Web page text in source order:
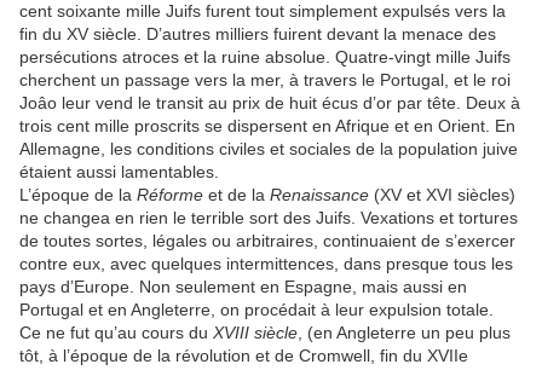
cent soixante mille Juifs furent tout simplement expulsés vers la
fin du XV siècle. D’autres milliers fuirent devant la menace des
persécutions atroces et la ruine absolue. Quatre-vingt mille Juifs
cherchent un passage vers la mer, à travers le Portugal, et le roi
Joâo leur vend le transit au prix de huit écus d’or par tête. Deux à
trois cent mille proscrits se dispersent en Afrique et en Orient. En
Allemagne, les conditions civiles et sociales de la population juive
étaient aussi lamentables.
L’époque de la Réforme et de la Renaissance (XV et XVI siècles)
ne changea en rien le terrible sort des Juifs. Vexations et tortures
de toutes sortes, légales ou arbitraires, continuaient de s’exercer
contre eux, avec quelques intermittences, dans presque tous les
pays d’Europe. Non seulement en Espagne, mais aussi en
Portugal et en Angleterre, on procédait à leur expulsion totale.
Ce ne fut qu’au cours du XVIII siècle , (en Angleterre un peu plus
tôt, à l’époque de la révolution et de Cromwell, fin du XVIIe